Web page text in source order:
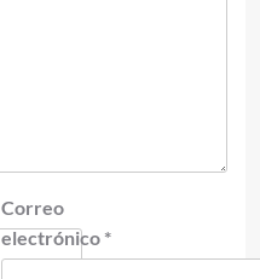
Correo
electrónico *